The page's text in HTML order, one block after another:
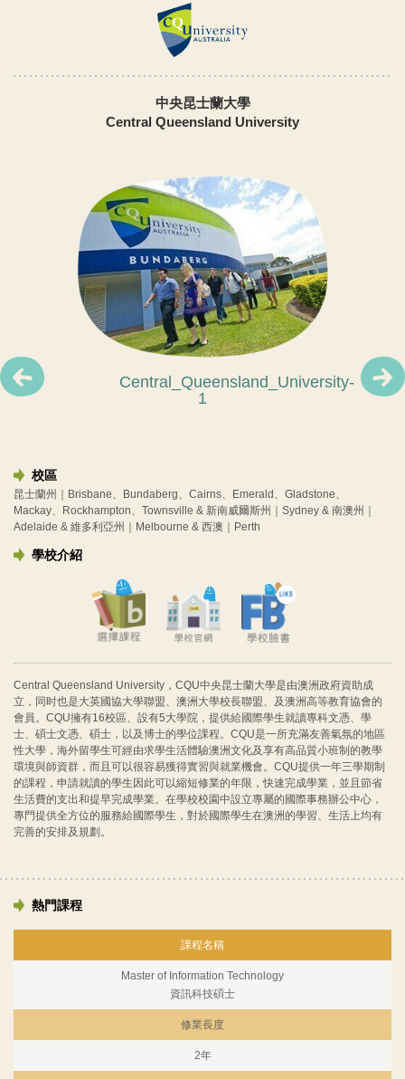
中央昆士蘭大學
Central Queensland University
Central_Queensland_University-
1
Central_Queensland_University-
3
Central_Queensland_University-
2
Central_Queensland_University-
1
校區
昆士蘭州｜Brisbane、Bundaberg、Cairns、Emerald、Gladstone、
Mackay、Rockhampton、Townsville & 新南威爾斯州｜Sydney & 南澳州｜
Adelaide & 維多利亞州｜Melbourne & 西澳｜Perth
學校介紹
Central Queensland University，CQU中央昆士蘭大學是由澳洲政府資助成
立，同时也是大英國協大學聯盟、澳洲大學校長聯盟、及澳洲高等教育協會的
會員。CQU擁有16校區、設有5大學院，提供給國際學生就讀專科文憑、學
士、碩士文憑、碩士，以及博士的學位課程。CQU是一所充滿友善氣氛的地區
性大學，海外留學生可經由求學生活體驗澳洲文化及享有高品質小班制的教學
環境與師資群，而且可以很容易獲得實習與就業機會。CQU提供一年三學期制
的課程，申請就讀的學生因此可以縮短修業的年限，快速完成學業，並且節省
生活費的支出和提早完成學業。在學校校園中設立專屬的國際事務辦公中心，
專門提供全方位的服務給國際學生，對於國際學生在澳洲的學習、生活上均有
完善的安排及規劃。
熱門課程
課程名稱
Master of Information Technology
資訊科技碩士
修業長度
2年